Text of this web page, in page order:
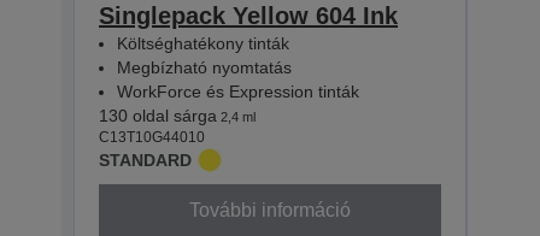
Singlepack Yellow 604 Ink
Költséghatékony tinták
Megbízható nyomtatás
WorkForce és Expression tinták
130 oldal sárga 2,4 ml
C13T10G44010
STANDARD
További információ